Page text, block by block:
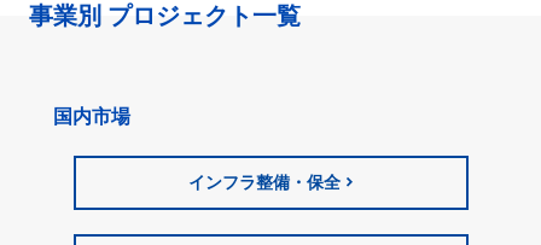
事業別 プロジェクト一覧
国内市場
インフラ整備・保全